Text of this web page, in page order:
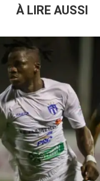
À LIRE AUSSI